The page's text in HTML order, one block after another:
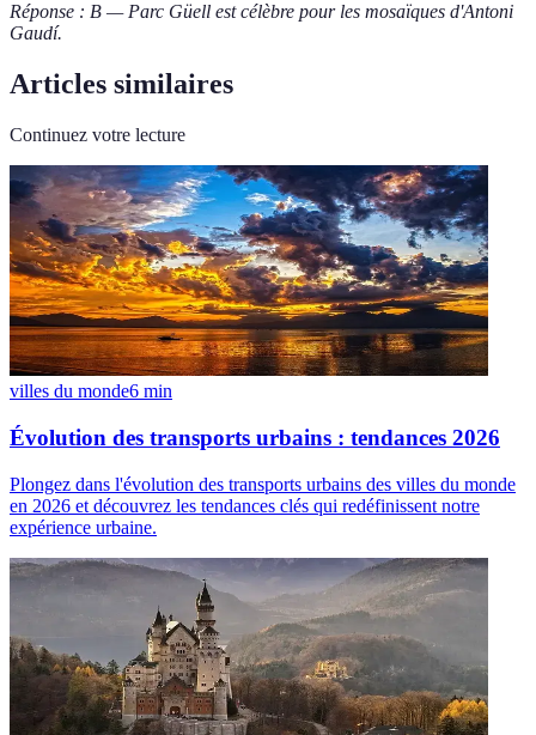
Réponse : B — Parc Güell est célèbre pour les mosaïques d'Antoni
Gaudí.
Articles similaires
Continuez votre lecture
villes du monde6 min
Évolution des transports urbains : tendances 2026
Plongez dans l'évolution des transports urbains des villes du monde
en 2026 et découvrez les tendances clés qui redéfinissent notre
expérience urbaine.